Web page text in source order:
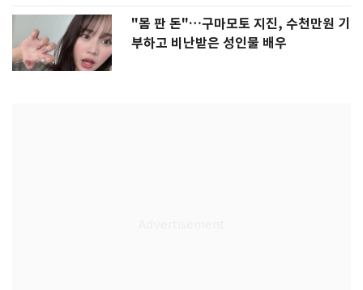
"몸 판 돈"…구마모토 지진, 수천만원 기
부하고 비난받은 성인물 배우